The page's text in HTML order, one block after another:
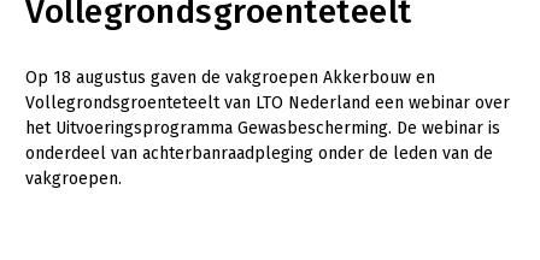
Gezonde planten
Gezonde dieren
Natuur, klimaat en energie
Vollegrondsgroenteteelt
Op 18 augustus gaven de vakgroepen Akkerbouw en
Vollegrondsgroenteteelt van LTO Nederland een webinar over
het Uitvoeringsprogramma Gewasbescherming. De webinar is
onderdeel van achterbanraadpleging onder de leden van de
vakgroepen.